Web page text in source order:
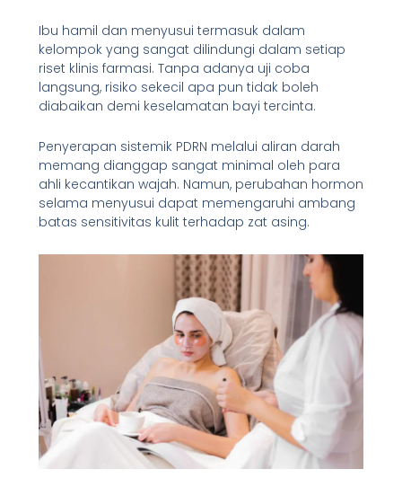
Ibu hamil dan menyusui termasuk dalam
kelompok yang sangat dilindungi dalam setiap
riset klinis farmasi. Tanpa adanya uji coba
langsung, risiko sekecil apa pun tidak boleh
diabaikan demi keselamatan bayi tercinta.
Penyerapan sistemik PDRN melalui aliran darah
memang dianggap sangat minimal oleh para
ahli kecantikan wajah. Namun, perubahan hormon
selama menyusui dapat memengaruhi ambang
batas sensitivitas kulit terhadap zat asing.